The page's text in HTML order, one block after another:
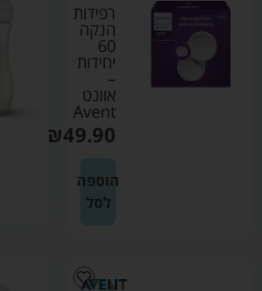
רפידות
הנקה
60
יחידות
–
אוונט
Avent
₪49.90
הוספה
לסל